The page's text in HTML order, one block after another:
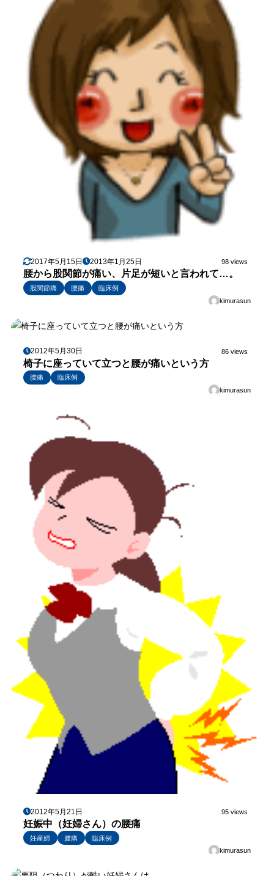
2017年5月15日 2013年1月25日 98 views
腰から股関節が痛い、片足が短いと言われて…。
股関節痛 腰痛
臨床例
kimurasun
2012年5月30日 86 views
椅子に座っていて立つと腰が痛いという方
腰痛
臨床例
kimurasun
2012年5月21日 95 views
妊娠中（妊婦さん）の腰痛
妊産婦 腰痛
臨床例
kimurasun